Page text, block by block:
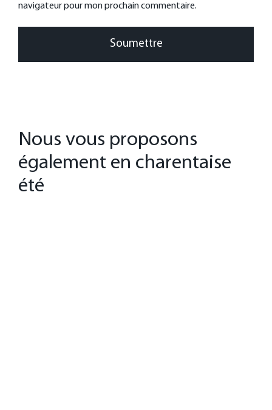
navigateur pour mon prochain commentaire.
Nous vous proposons
également en charentaise
été